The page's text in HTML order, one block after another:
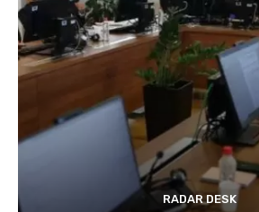
RADAR DESK